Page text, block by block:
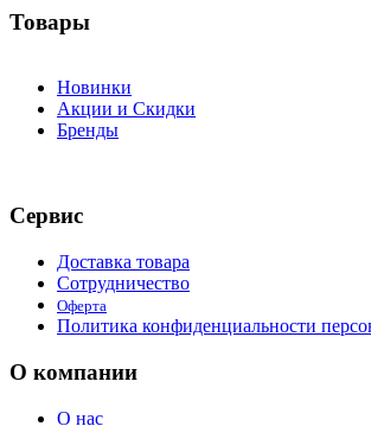
Товары
Новинки
Акции и Скидки
Бренды
Сервис
Доставка товара
Сотрудничество
Оферта
Политика конфиденциальности
О компании
О нас